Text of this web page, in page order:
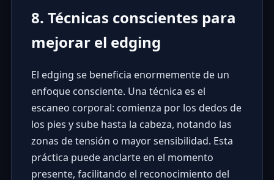
8. Técnicas conscientes para
mejorar el edging
El edging se beneficia enormemente de un
enfoque consciente. Una técnica es el
escaneo corporal: comienza por los dedos de
los pies y sube hasta la cabeza, notando las
zonas de tensión o mayor sensibilidad. Esta
práctica puede anclarte en el momento
presente, facilitando el reconocimiento del